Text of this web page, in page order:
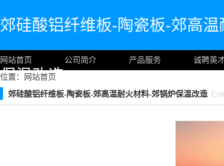
郊硅酸铝纤维板-陶瓷板-郊高
保温改造
网站首页 公司简介 产品服务
诚聘英
位置：
网站首页
郊硅酸铝纤维板-陶瓷板-郊高温耐火材料-郊锅炉保温改造